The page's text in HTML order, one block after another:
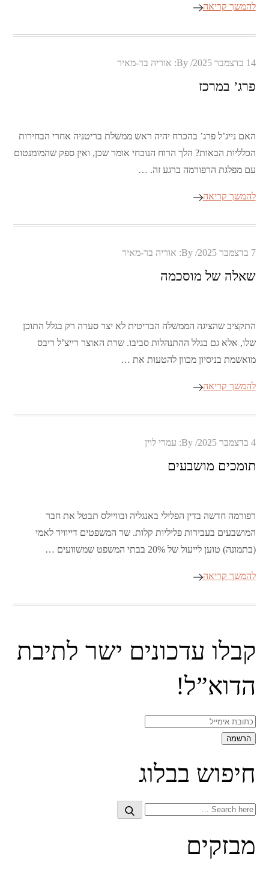
להמשך קריאה
Posted
14 בדצמבר 2025 By: אוריה בר-מאיר
פרג’ במרכז
האם נייג’ל פרג’ בהכרח יהיה ראש ממשלת בריטניה אחרי הבחירות
הכלליות הבאות? הלך הרוח הנוכחי אומר שכן, ואין ספק שהמומנטום
עם מפלגת הרפורמה ברגע זה. …
להמשך קריאה
Posted
7 בדצמבר 2025 By: אוריה בר-מאיר
שאלה של מוסכמה
התקציב שהציגה הממשלה הבריטית לא יצר סערה רק בגלל התוכן
שלו, אלא גם בגלל ההתנהלות סביבו. שרת האוצר רייצ’ל ריבס
מואשמת בניסיון מכוון להטעות את …
להמשך קריאה
Posted
4 בדצמבר 2025 By: עמרי לוין
תומכים מושבעים
רפורמה חדשה בדין הפלילי באנגליה ובוויילס תבטל את חבר
המושבעים בעבירות פליליות קלות. שר המשפטים דייוויד לאמי
(בתמונה) טוען לייעול של 20% בבתי המשפט שמשוועים …
להמשך קריאה
קבלו עדכונים ישר לתיבת
הדוא”ל!
חיפוש בבלוג
Search
Search
מבזקים